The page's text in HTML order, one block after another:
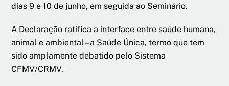
dias 9 e 10 de junho, em seguida ao Seminário.
A Declaração ratifica a interface entre saúde humana,
animal e ambiental – a Saúde Única, termo que tem
sido amplamente debatido pelo Sistema
CFMV/CRMV.